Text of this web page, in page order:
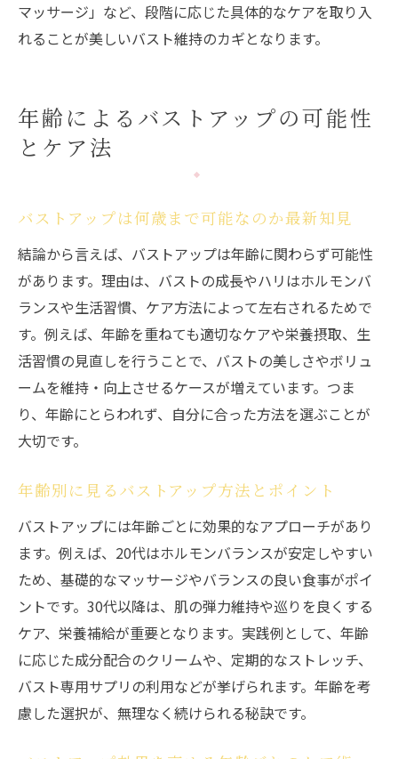
マッサージ」など、段階に応じた具体的なケアを取り入
れることが美しいバスト維持のカギとなります。
年齢によるバストアップの可能性
とケア法
バストアップは何歳まで可能なのか最新知見
結論から言えば、バストアップは年齢に関わらず可能性
があります。理由は、バストの成長やハリはホルモンバ
ランスや生活習慣、ケア方法によって左右されるためで
す。例えば、年齢を重ねても適切なケアや栄養摂取、生
活習慣の見直しを行うことで、バストの美しさやボリュ
ームを維持・向上させるケースが増えています。つま
り、年齢にとらわれず、自分に合った方法を選ぶことが
大切です。
年齢別に見るバストアップ方法とポイント
バストアップには年齢ごとに効果的なアプローチがあり
ます。例えば、20代はホルモンバランスが安定しやすい
ため、基礎的なマッサージやバランスの良い食事がポイ
ントです。30代以降は、肌の弾力維持や巡りを良くする
ケア、栄養補給が重要となります。実践例として、年齢
に応じた成分配合のクリームや、定期的なストレッチ、
バスト専用サプリの利用などが挙げられます。年齢を考
慮した選択が、無理なく続けられる秘訣です。